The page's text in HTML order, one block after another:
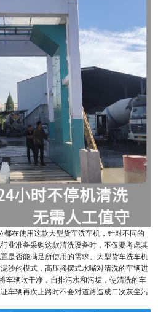
在使用这款大型货车洗车机，针对不同的
业准备采购这款清洗设备时，不仅要考虑其
是否能满足所使用的需求。大型货车洗车机
沙的模式，高压摇摆式水嘴对清洗的车辆进
车辆吹干净，自排污水和污垢，使清洗的车
车辆再次上路时不会对道路造成二次灰尘污